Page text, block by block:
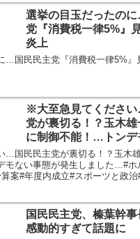
選挙の目玉だったの
党『消費税一律5%』
炎上
…国民民主党『消費税一律5%』
※大至急見てくださ
党が裏切る！？玉木
に制御不能！…トンデ
が発生しました…#ホ
ホルムズ海峡封鎖#予
成立#スポーツと政治#
…国民民主党が裏切る！？玉木
モない事態が発生しました…#ホ
案#年度内成立#スポーツと政治
国民民主党、榛葉幹
感動的すぎて話題に